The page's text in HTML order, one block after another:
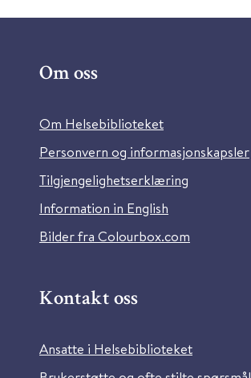
Om oss
Om Helsebiblioteket
Personvern og informasjonskapsler
Tilgjengelighetserklæring
Information in English
Bilder fra Colourbox.com
Kontakt oss
Ansatte i Helsebiblioteket